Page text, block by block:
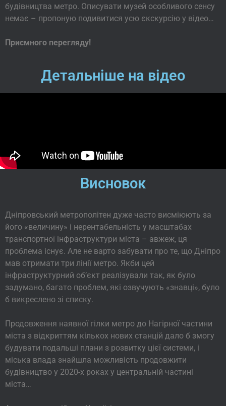
будівництва метро. Описувати музей особливого сенсу
немає – пропоную подивитися усю єкскурсію у відео…
Приємного перегляду!
Детальніше на відео
Висновок
Дніпровський метрополітен дуже часто висміюють за
його «величину» і нерентабельність у масштабах
транспортної інфраструктури міста – авжеж, ця
проблема існує. Але не варто забувати про те, що Дніпро
мав отримати три лінії метро. Якби цей
інфраструктурний об’єкт реалізували так, як було
задумано, багато проблем, які озвучують «знавці», було
б викреслено зі списку.
Продовження наявної гілки метро до Нагірної частини
міста з відкриттям кількох нових станцій дало б змогу
будувати подальші плани з розвитку цієї системи, і
міська влада знайшла можливість продовжити
будівництво у 2020-х роках у центральній частині
міста…